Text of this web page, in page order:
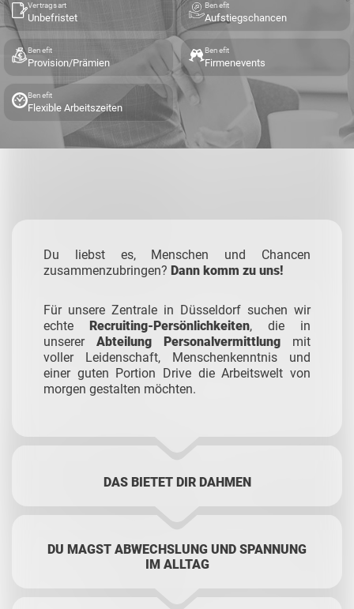
Vertragsart
Unbefristet
Benefit
Aufstiegschancen
Benefit
Provision/Prämien
Benefit
Firmenevents
Benefit
Flexible Arbeitszeiten
Du liebst es, Menschen und Chancen
zusammenzubringen? Dann komm zu uns!
Für unsere Zentrale in Düsseldorf suchen wir
echte Recruiting-Persönlichkeiten, die in
unserer Abteilung Personalvermittlung mit
voller Leidenschaft, Menschenkenntnis und
einer guten Portion Drive die Arbeitswelt von
morgen gestalten möchten.
DAS BIETET DIR DAHMEN
DU MAGST ABWECHSLUNG UND SPANNUNG
IM ALLTAG